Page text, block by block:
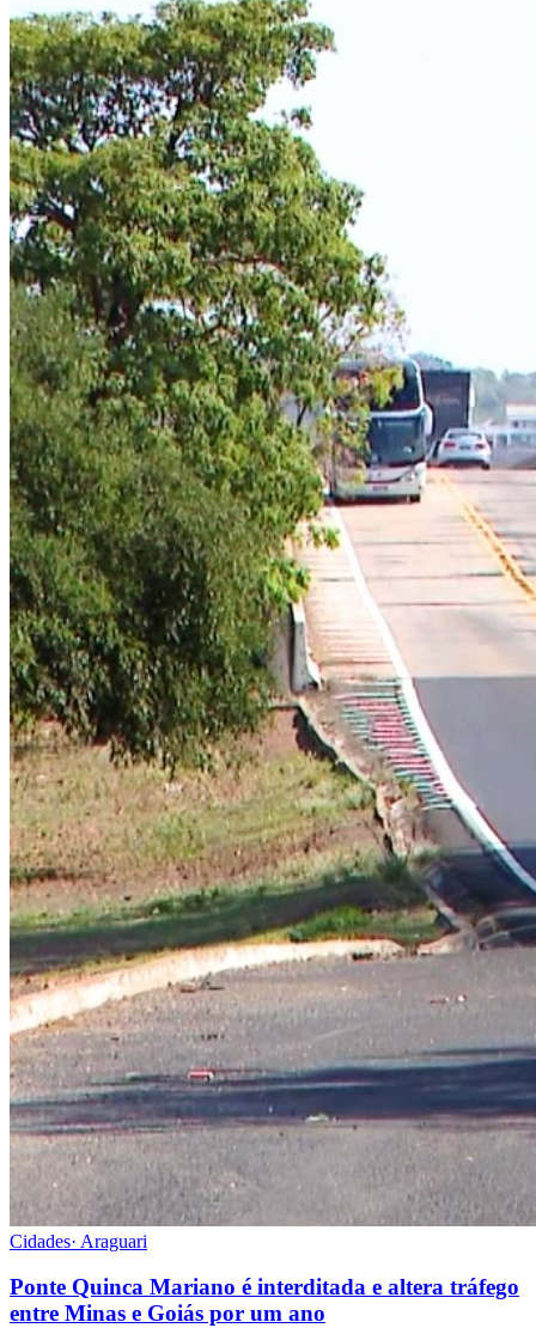
Cidades· Araguari
Ponte Quinca Mariano é interditada e altera tráfego
entre Minas e Goiás por um ano